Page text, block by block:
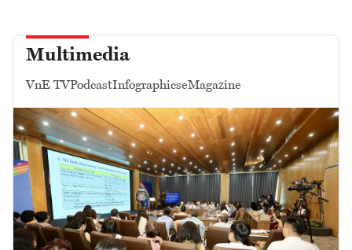
Multimedia
VnE TVPodcastInfographicseMagazine